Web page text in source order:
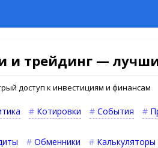
и трейдинг —
доступ к инвестициям и финансам
Котировки События
Обменники Калькуляторы